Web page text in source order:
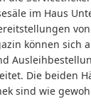
im Haus
können sich
Die beiden
sind wie